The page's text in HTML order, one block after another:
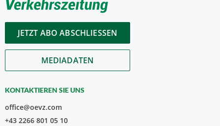
JETZT ABO ABSCHLIESSEN
MEDIADATEN
KONTAKTIEREN SIE UNS
office@oevz.com
+43 2266 801 05 10